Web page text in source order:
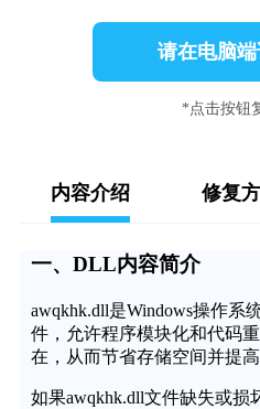
请在电脑
*点击按钮
内容介绍 修复
一、DLL内容简介
awqkhk.dll是Windows操作系
件，允许程序模块化和代码
在，从而节省存储空间并提高
如果awqkhk.dll文件缺失或损